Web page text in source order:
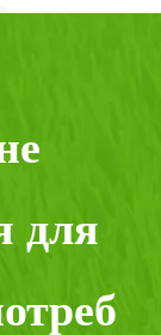
для